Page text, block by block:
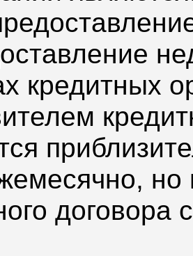
кредитных
но
договора